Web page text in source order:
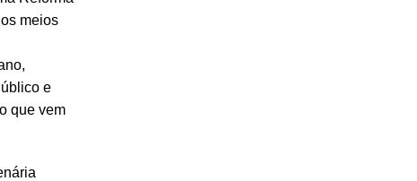
meios
e
que vem